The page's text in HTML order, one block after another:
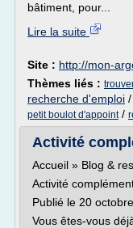
bâtiment, pour...
Lire la suite
Site : http://mon-
Thèmes liés :
recherche d'emploi /
petit boulot d'appoint/
Activité
Accueil » Blog &
Activité
Publié le 20
Vous êtes-vous